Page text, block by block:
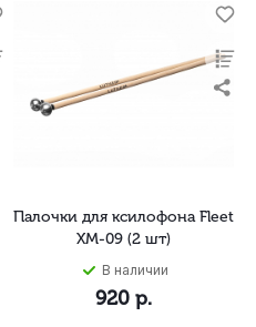
Палочки для ксилофона Fleet
XM-09 (2 шт)
В наличии
920 р.